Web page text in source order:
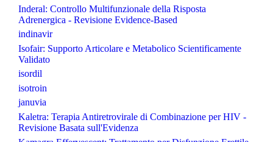
Inderal: Controllo Multifunzionale della Risposta
Adrenergica - Revisione Evidence-Based
indinavir
Isofair: Supporto Articolare e Metabolico Scientificamente
Validato
isordil
isotroin
januvia
Kaletra: Terapia Antiretrovirale di Combinazione per HIV -
Revisione Basata sull'Evidenza